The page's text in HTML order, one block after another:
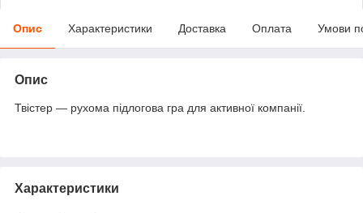
Опис Характеристики Доставка Оплата Умови
Опис
Твістер — рухома підлогова гра для активної компанії.
Характеристики